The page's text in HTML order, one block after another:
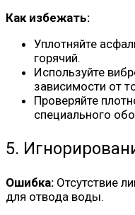
Как избежать:
Уплотняйте
горячий.
Используйте
зависимости от
Проверяйте
специального
5.
Ошибка: Отсутствие
для отвода воды.